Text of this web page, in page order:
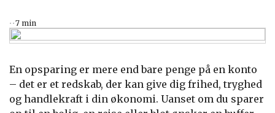
7 min
En opsparing er mere end bare penge på en konto
– det er et redskab, der kan give dig frihed, tryghed
og handlekraft i din økonomi. Uanset om du sparer